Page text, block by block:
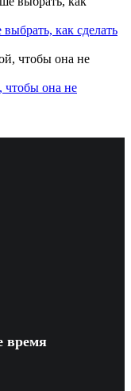
как сделать
чтобы она не
время